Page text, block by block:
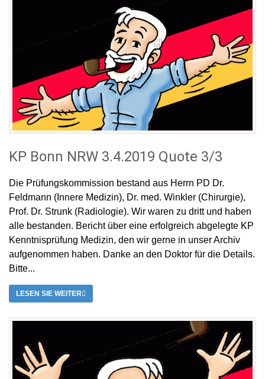
KP Bonn NRW 3.4.2019 Quote 3/3
Die Prüfungskommission bestand aus Herrn PD Dr.
Feldmann (Innere Medizin), Dr. med. Winkler (Chirurgie),
Prof. Dr. Strunk (Radiologie). Wir waren zu dritt und haben
alle bestanden. Bericht über eine erfolgreich abgelegte KP
Kenntnisprüfung Medizin, den wir gerne in unser Archiv
aufgenommen haben. Danke an den Doktor für die Details.
Bitte...
LESEN SIE WEITER